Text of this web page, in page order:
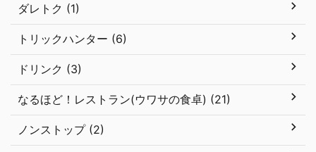
ダレトク (1)
トリックハンター (6)
ドリンク (3)
なるほど！レストラン(ウワサの食卓) (21)
ノンストップ (2)